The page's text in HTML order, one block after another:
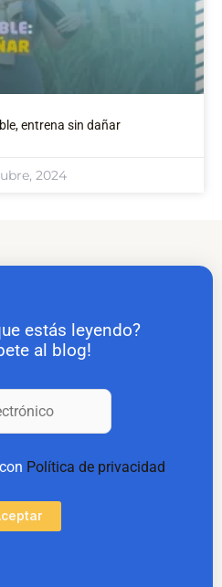
entrena sin dañar
2024
estás leyendo?
al blog!
Política de privacidad